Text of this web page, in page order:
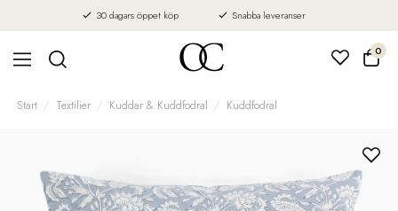
30 dagars öppet köp Snabba leveranser
0
Start Textilier Kuddar & Kuddfodral Kuddfodral